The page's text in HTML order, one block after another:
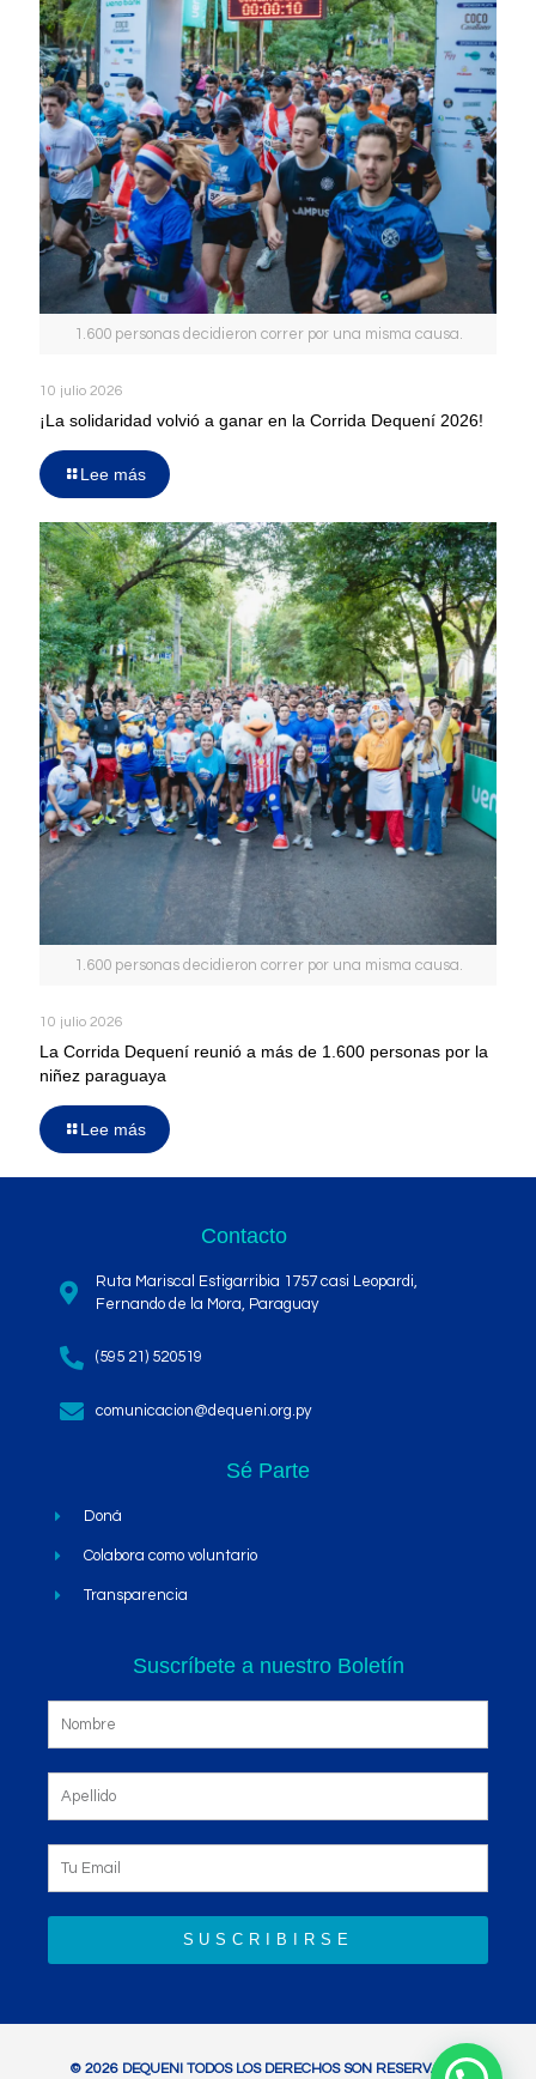
1.600 personas decidieron correr por una misma causa.
10 julio 2026
¡La solidaridad volvió a ganar en la Corrida Dequení 2026!
Lee más
1.600 personas decidieron correr por una misma causa.
10 julio 2026
La Corrida Dequení reunió a más de 1.600 personas por la
niñez paraguaya
Lee más
Contacto
Ruta Mariscal Estigarribia 1757 casi Leopardi,
Fernando de la Mora, Paraguay
(595 21) 520519
comunicacion@dequeni.org.py
Sé Parte
Doná
Colabora como voluntario
Transparencia
Suscríbete a nuestro Boletín
SUSCRIBIRSE
© 2026 DEQUENI TODOS LOS DERECHOS SON RESERVADOS